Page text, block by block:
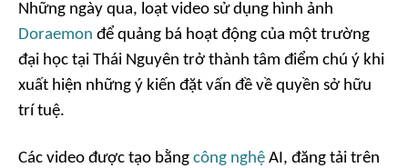
Những ngày qua, loạt video sử dụng hình ảnh
Doraemon để quảng bá hoạt động của một trường
đại học tại Thái Nguyên trở thành tâm điểm chú ý khi
xuất hiện những ý kiến đặt vấn đề về quyền sở hữu
trí tuệ.
Các video được tạo bằng công nghệ AI, đăng tải trên